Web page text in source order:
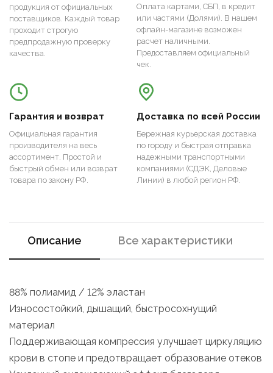
продукция от официальных
поставщиков. Каждый товар
проходит строгую
предпродажную проверку
качества.
Оплата картами, СБП, в кредит
или частями (Долями). В нашем
офлайн-магазине возможен
расчет наличными.
Предоставляем официальный
чек.
Гарантия и возврат
Официальная гарантия
производителя на весь
ассортимент. Простой и
быстрый обмен или возврат
товара по закону РФ.
Доставка по всей России
Бережная курьерская доставка
по городу и быстрая отправка
надежными транспортными
компаниями (СДЭК, Деловые
Линии) в любой регион РФ.
Описание Все характеристики
88% полиамид / 12% эластан
Износостойкий, дышащий, быстросохнущий
материал
Поддерживающая компрессия улучшает циркуляцию
крови в стопе и предотвращает образование отеков